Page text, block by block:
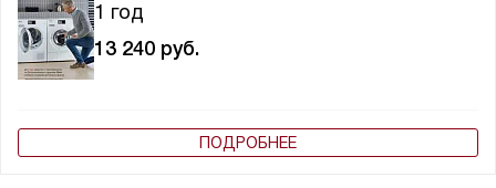
1 год
13 240 руб.
ПОДРОБНЕЕ